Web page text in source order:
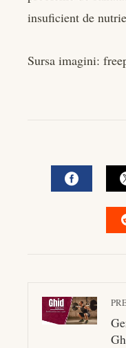
insuficient de
Sursa imagini: